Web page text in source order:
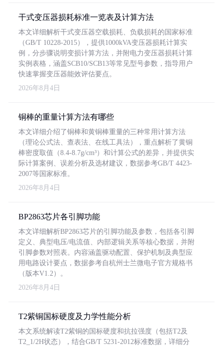
干式变压器损耗标准一览表及计算方法
本文详细解析干式变压器空载损耗、负载损耗的国家标准
（GB/T 10228-2015），提供1000kVA变压器损耗计算实
例，分步骤说明变损计算方法，并附电力变压器损耗计算
实例表格，涵盖SCB10/SCB13等常见型号参数，指导用户
快速掌握变压器能效评估要点。
2026年8月4日
铜棒的重量计算方法有哪些
本文详细介绍了铜棒和黄铜棒重量的三种常用计算方法
（理论公式法、查表法、在线工具法），重点解析了黄铜
棒密度取值（8.4-8.7g/cm³）和计算公式的差异，并提供实
际计算案例、误差分析及选材建议，数据参考GB/T 4423-
2007等国家标准。
2026年8月4日
BP2863芯片各引脚功能
本文详细解析BP2863芯片的引脚功能及参数，包括各引脚
定义、典型电压/电流值、内部逻辑关系等核心数据，并附
引脚参数对照表。内容涵盖驱动配置、保护机制及典型应
用电路设计要点，数据参考自杭州士兰微电子官方规格书
（版本V1.2）。
2026年8月4日
T2紫铜国标硬度及力学性能分析
本文系统解读T2紫铜的国标硬度和抗拉强度（包括T2及
T2_1/2H状态），结合GB/T 5231-2012标准数据，详细分